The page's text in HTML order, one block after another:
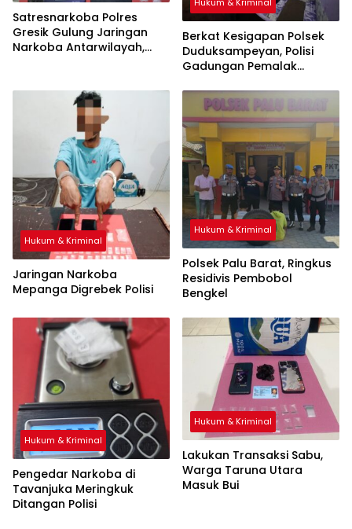
Satresnarkoba Polres
Gresik Gulung Jaringan
Narkoba Antarwilayah,
Berkat Kesigapan Polsek
Duduksampeyan, Polisi
Gadungan Pemalak
Hukum & Kriminal
Jaringan Narkoba
Mepanga Digrebek Polisi
Hukum & Kriminal
Polsek Palu Barat, Ringkus
Residivis Pembobol
Bengkel
Hukum & Kriminal
Pengedar Narkoba di
Tavanjuka Meringkuk
Ditangan Polisi
Hukum & Kriminal
Lakukan Transaksi Sabu,
Warga Taruna Utara
Masuk Bui